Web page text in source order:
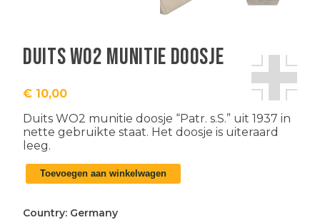
Duits WO2 munitie doosje
€ 10,00
Duits WO2 munitie doosje “Patr. s.S.” uit 1937 in
nette gebruikte staat. Het doosje is uiteraard
leeg.
Duits
WO2
doosje
Toevoegen aan winkelwagen
Country: Germany